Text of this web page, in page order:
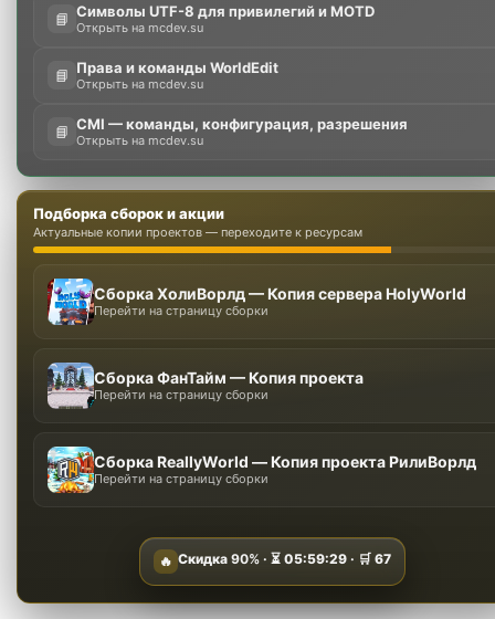
📘 Символы UTF-8 для привилегий и MOTD
Открыть на mcdev.su
📘 Права и команды WorldEdit
Открыть на mcdev.su
📘 CMI — команды, конфигурация, разрешения
Открыть на mcdev.su
Подборка сборок и акции
Актуальные копии проектов — переходите к ресурсам
Сборка ХолиВорлд — Копия сервера HolyWorld
Перейти на страницу сборки
Сборка ФанТайм — Копия проекта
Перейти на страницу сборки
Сборка ReallyWorld — Копия проекта РилиВорлд
Перейти на страницу сборки
🔥 Скидка 90%· ⏳ 05:59:28· 🛒 67